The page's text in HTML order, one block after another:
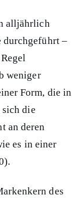
alljährlich
durchgeführt –
weniger
Form, die in
die
an deren
es in einer
des